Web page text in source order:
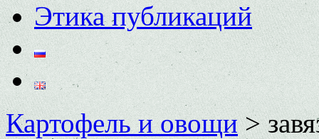
Этика публикаций
Картофель и овощи>